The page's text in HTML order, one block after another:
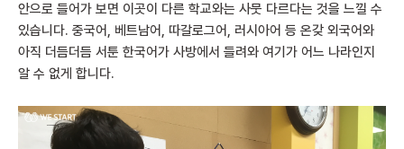
안으로 들어가 보면 이곳이 다른 학교와는 사뭇 다르다는 것을 느낄 수
있습니다. 중국어, 베트남어, 따갈로그어, 러시아어 등 온갖 외국어와
아직 더듬더듬 서툰 한국어가 사방에서 들려와 여기가 어느 나라인지
알 수 없게 합니다.